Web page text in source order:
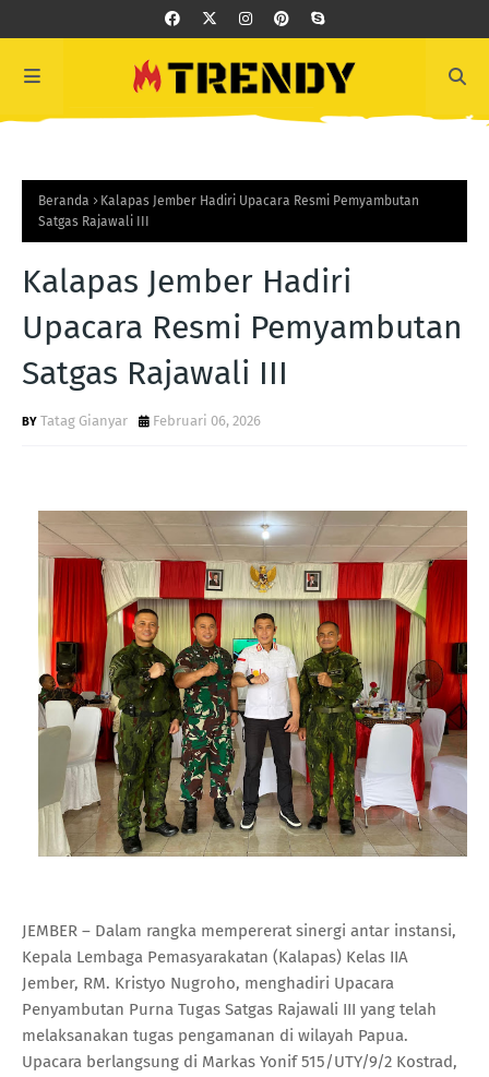
Beranda
Kalapas Jember Hadiri Upacara Resmi Pemyambutan
Satgas Rajawali III
Kalapas Jember Hadiri
Upacara Resmi Pemyambutan
Satgas Rajawali III
Tatag Gianyar Februari 06, 2026
JEMBER – Dalam rangka mempererat sinergi antar instansi,
Kepala Lembaga Pemasyarakatan (Kalapas) Kelas IIA
Jember, RM. Kristyo Nugroho, menghadiri Upacara
Penyambutan Purna Tugas Satgas Rajawali III yang telah
melaksanakan tugas pengamanan di wilayah Papua.
Upacara berlangsung di Markas Yonif 515/UTY/9/2 Kostrad,